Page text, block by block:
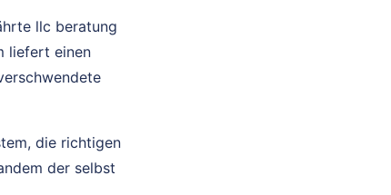
llc beratung
liefert einen
die richtigen
der selbst